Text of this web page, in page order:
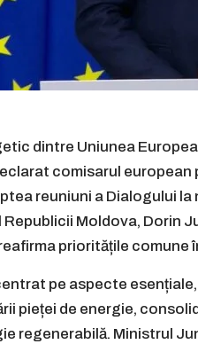
dintre Uniunea
comisarul
reuniuni a Dialogului
Republicii Moldova, Dorin
prioritățile comune
pe aspecte
pieței de energie,
regenerabilă. Ministrul